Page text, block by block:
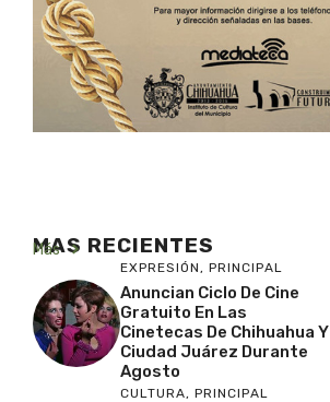
MAS RECIENTES
Más
EXPRESIÓN , PRINCIPAL
Anuncian Ciclo De Cine
Gratuito En Las
Cinetecas De Chihuahua Y
Ciudad Juárez Durante
Agosto
CULTURA, PRINCIPAL